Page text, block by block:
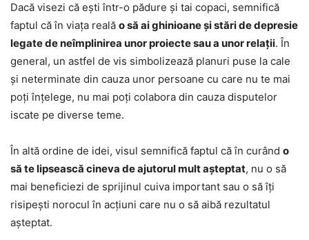
Dacă visezi că ești într-o pădure și tai copaci, semnifică
faptul că în viața reală o să ai ghinioane și stări de depresie
legate de neîmplinirea unor proiecte sau a unor relații. În
general, un astfel de vis simbolizează planuri puse la cale
și neterminate din cauza unor persoane cu care nu te mai
poți înțelege, nu mai poți colabora din cauza disputelor
iscate pe diverse teme.
În altă ordine de idei, visul semnifică faptul că în curând o
să te lipsească cineva de ajutorul mult așteptat, nu o să
mai beneficiezi de sprijinul cuiva important sau o să îți
risipești norocul în acțiuni care nu o să aibă rezultatul
așteptat.